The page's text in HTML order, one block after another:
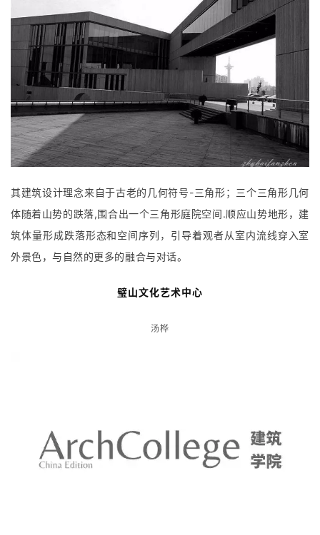
其建筑设计理念来自于古老的几何符号-三角形；三个三角形几何
体随着山势的跌落,围合出一个三角形庭院空间.顺应山势地形，建
筑体量形成跌落形态和空间序列，引导着观者从室内流线穿入室
外景色，与自然的更多的融合与对话。
璧山文化艺术中心
汤桦